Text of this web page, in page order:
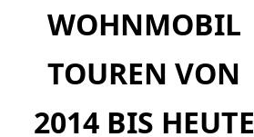
WOHNMOBIL
TOUREN VON
2014 BIS HEUTE